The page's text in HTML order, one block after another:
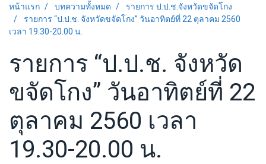
หน้าแรก บทความทั้งหมด
รายการ ป.ป.ช.จังหวัดขจัดโกง
รายการ “ป.ป.ช. จังหวัดขจัดโกง” วันอาทิตย์ที่ 22 ตุลาคม 2560
เวลา 19.30-20.00 น.
รายการ “ป.ป.ช. จังหวัด
ขจัดโกง” วันอาทิตย์ที่ 22
ตุลาคม 2560 เวลา
19.30-20.00 น.